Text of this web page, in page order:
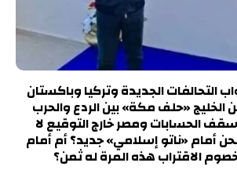
التحالفات الجديدة وتركيا وباكستان
«حلف مكة» بين الردع والحرب
الحسابات ومصر خارج التوقيع لا
أمام «ناتو إسلامي» جديد؟ أم أمام
الاقتراب هذه المرة له ثمن؟